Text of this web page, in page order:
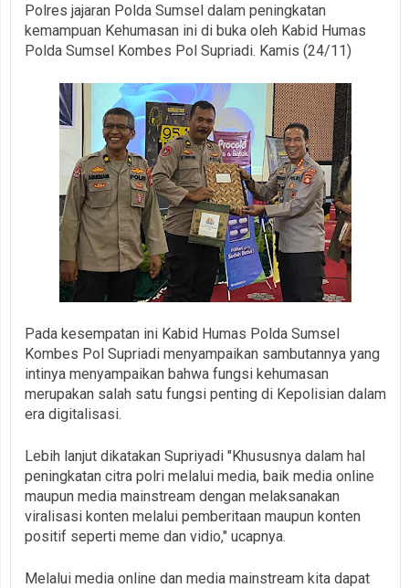
Polres jajaran Polda Sumsel dalam peningkatan
kemampuan Kehumasan ini di buka oleh Kabid Humas
Polda Sumsel Kombes Pol Supriadi. Kamis (24/11)
Pada kesempatan ini Kabid Humas Polda Sumsel
Kombes Pol Supriadi menyampaikan sambutannya yang
intinya menyampaikan bahwa fungsi kehumasan
merupakan salah satu fungsi penting di Kepolisian dalam
era digitalisasi.
Lebih lanjut dikatakan Supriyadi "Khususnya dalam hal
peningkatan citra polri melalui media, baik media online
maupun media mainstream dengan melaksanakan
viralisasi konten melalui pemberitaan maupun konten
positif seperti meme dan vidio," ucapnya.
Melalui media online dan media mainstream kita dapat